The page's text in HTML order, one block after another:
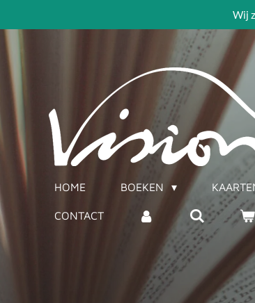
naar
de
hoofdinhoud
Wij
HOME BOEKEN
CONTACT